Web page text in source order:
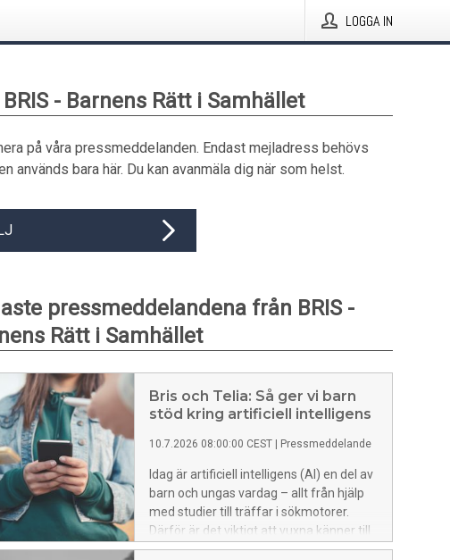
LOGGA IN
BRIS - Barnens Rätt i Samhället
på våra pressmeddelanden. Endast mejladress behövs
används bara här. Du kan avanmäla dig när som helst.
pressmeddelandena från BRIS -
Rätt i Samhället
Bris och Telia: Så ger vi barn
stöd kring artificiell intelligens
10.7.2026 08:00:00 CEST Pressmeddelande
Idag är artificiell intelligens (AI) en del av
barn och ungas vardag – allt från hjälp
med studier till träffar i sökmotorer.
Därför är det viktigt att vuxna känner till
hur det används och hur det kan påverka